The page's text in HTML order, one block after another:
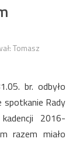
Tomasz
br. odbyło
spotkanie Rady
2016-
razem miało